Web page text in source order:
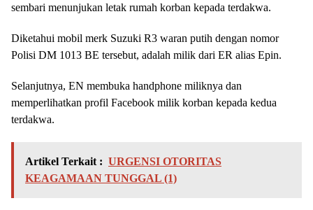
sembari menunjukan letak rumah korban kepada terdakwa.
Diketahui mobil merk Suzuki R3 waran putih dengan nomor
Polisi DM 1013 BE tersebut, adalah milik dari ER alias Epin.
Selanjutnya, EN membuka handphone miliknya dan
memperlihatkan profil Facebook milik korban kepada kedua
terdakwa.
Artikel Terkait : URGENSI OTORITAS
KEAGAMAAN TUNGGAL (1)